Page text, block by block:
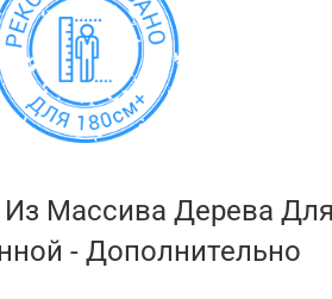
Массива Дерева
- Дополнительно